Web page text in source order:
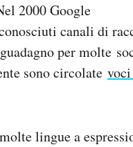
2000 Google
canali di
per molte
sono circolate
lingue a